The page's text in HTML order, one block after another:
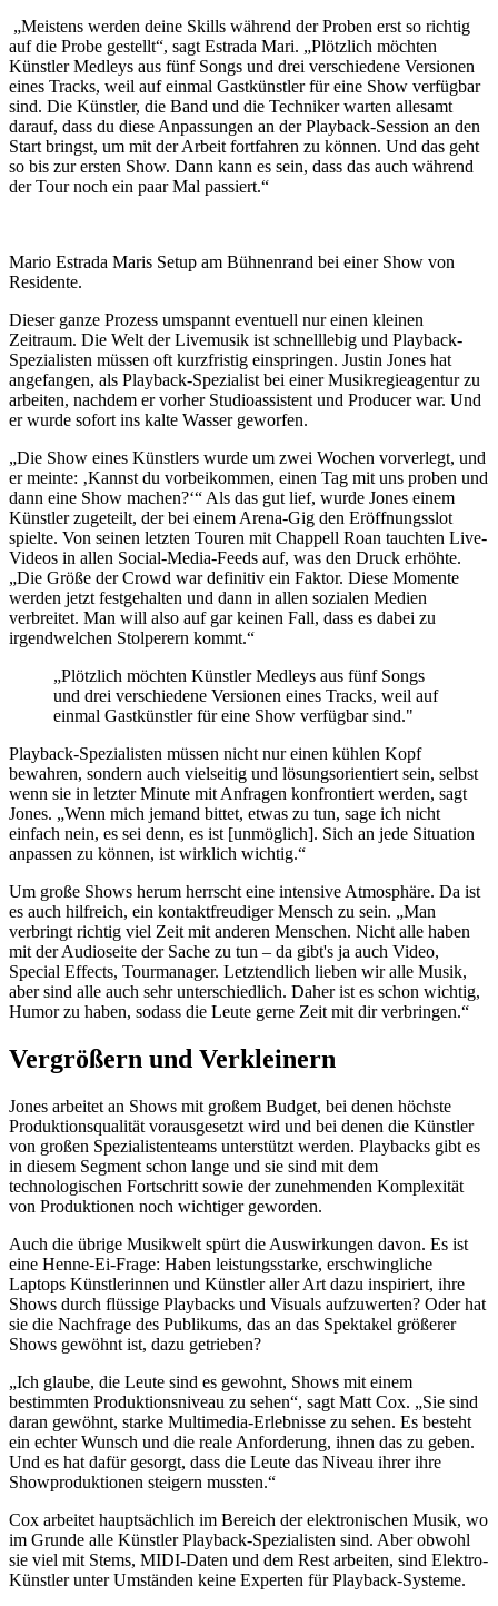
„Meistens werden deine Skills während der Proben erst so richtig
auf die Probe gestellt“, sagt Estrada Mari. „Plötzlich möchten
Künstler Medleys aus fünf Songs und drei verschiedene Versionen
eines Tracks, weil auf einmal Gastkünstler für eine Show verfügbar
sind. Die Künstler, die Band und die Techniker warten allesamt
darauf, dass du diese Anpassungen an der Playback-Session an den
Start bringst, um mit der Arbeit fortfahren zu können. Und das geht
so bis zur ersten Show. Dann kann es sein, dass das auch während
der Tour noch ein paar Mal passiert.“
Mario Estrada Maris Setup am Bühnenrand bei einer Show von
Residente.
Dieser ganze Prozess umspannt eventuell nur einen kleinen
Zeitraum. Die Welt der Livemusik ist schnelllebig und Playback-
Spezialisten müssen oft kurzfristig einspringen. Justin Jones hat
angefangen, als Playback-Spezialist bei einer Musikregieagentur zu
arbeiten, nachdem er vorher Studioassistent und Producer war. Und
er wurde sofort ins kalte Wasser geworfen.
„Die Show eines Künstlers wurde um zwei Wochen vorverlegt, und
er meinte: ‚Kannst du vorbeikommen, einen Tag mit uns proben und
dann eine Show machen?‘“ Als das gut lief, wurde Jones einem
Künstler zugeteilt, der bei einem Arena-Gig den Eröffnungsslot
spielte. Von seinen letzten Touren mit Chappell Roan tauchten Live-
Videos in allen Social-Media-Feeds auf, was den Druck erhöhte.
„Die Größe der Crowd war definitiv ein Faktor. Diese Momente
werden jetzt festgehalten und dann in allen sozialen Medien
verbreitet. Man will also auf gar keinen Fall, dass es dabei zu
irgendwelchen Stolperern kommt.“
„Plötzlich möchten Künstler Medleys aus fünf Songs
und drei verschiedene Versionen eines Tracks, weil auf
einmal Gastkünstler für eine Show verfügbar sind."
Playback-Spezialisten müssen nicht nur einen kühlen Kopf
bewahren, sondern auch vielseitig und lösungsorientiert sein, selbst
wenn sie in letzter Minute mit Anfragen konfrontiert werden, sagt
Jones. „Wenn mich jemand bittet, etwas zu tun, sage ich nicht
einfach nein, es sei denn, es ist [unmöglich]. Sich an jede Situation
anpassen zu können, ist wirklich wichtig.“
Um große Shows herum herrscht eine intensive Atmosphäre. Da ist
es auch hilfreich, ein kontaktfreudiger Mensch zu sein. „Man
verbringt richtig viel Zeit mit anderen Menschen. Nicht alle haben
mit der Audioseite der Sache zu tun – da gibt's ja auch Video,
Special Effects, Tourmanager. Letztendlich lieben wir alle Musik,
aber sind alle auch sehr unterschiedlich. Daher ist es schon wichtig,
Humor zu haben, sodass die Leute gerne Zeit mit dir verbringen.“
Vergrößern und Verkleinern
Jones arbeitet an Shows mit großem Budget, bei denen höchste
Produktionsqualität vorausgesetzt wird und bei denen die Künstler
von großen Spezialistenteams unterstützt werden. Playbacks gibt es
in diesem Segment schon lange und sie sind mit dem
technologischen Fortschritt sowie der zunehmenden Komplexität
von Produktionen noch wichtiger geworden.
Auch die übrige Musikwelt spürt die Auswirkungen davon. Es ist
eine Henne-Ei-Frage: Haben leistungsstarke, erschwingliche
Laptops Künstlerinnen und Künstler aller Art dazu inspiriert, ihre
Shows durch flüssige Playbacks und Visuals aufzuwerten? Oder hat
sie die Nachfrage des Publikums, das an das Spektakel größerer
Shows gewöhnt ist, dazu getrieben?
„Ich glaube, die Leute sind es gewohnt, Shows mit einem
bestimmten Produktionsniveau zu sehen“, sagt Matt Cox. „Sie sind
daran gewöhnt, starke Multimedia-Erlebnisse zu sehen. Es besteht
ein echter Wunsch und die reale Anforderung, ihnen das zu geben.
Und es hat dafür gesorgt, dass die Leute das Niveau ihrer ihre
Showproduktionen steigern mussten.“
Cox arbeitet hauptsächlich im Bereich der elektronischen Musik, wo
im Grunde alle Künstler Playback-Spezialisten sind. Aber obwohl
sie viel mit Stems, MIDI-Daten und dem Rest arbeiten, sind Elektro-
Künstler unter Umständen keine Experten für Playback-Systeme.